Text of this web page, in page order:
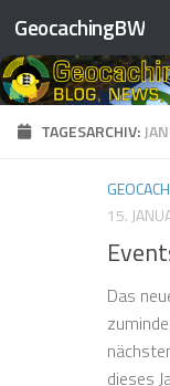
❅
❅
❅ ❅
❅
Zum Inhalt
GeocachingBW
TAGESARCHIV:
15.
Das
dieses